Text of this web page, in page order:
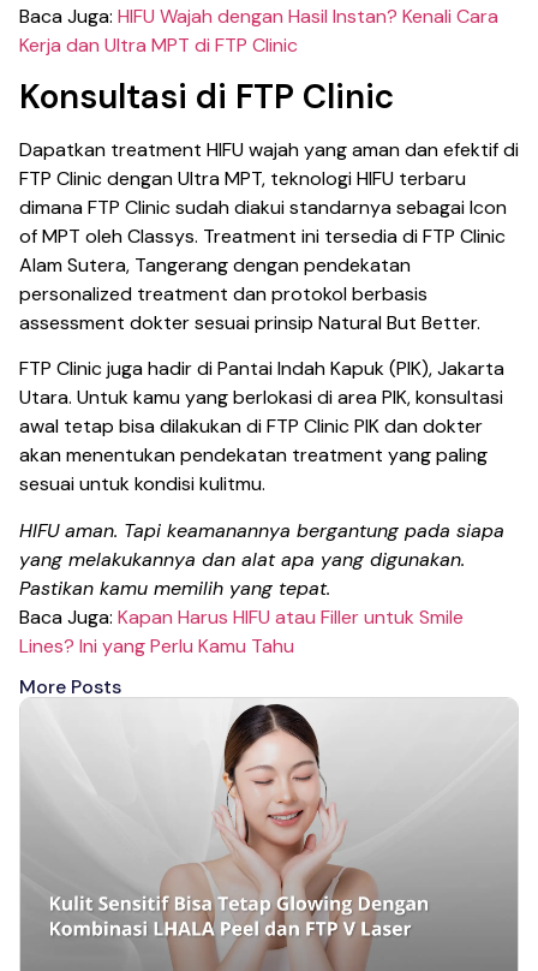
Baca Juga: HIFU Wajah dengan Hasil Instan? Kenali Cara
Kerja dan Ultra MPT di FTP Clinic
Konsultasi di FTP Clinic
Dapatkan treatment HIFU wajah yang aman dan efektif di
FTP Clinic dengan Ultra MPT, teknologi HIFU terbaru
dimana FTP Clinic sudah diakui standarnya sebagai Icon
of MPT oleh Classys. Treatment ini tersedia di FTP Clinic
Alam Sutera, Tangerang dengan pendekatan
personalized treatment dan protokol berbasis
assessment dokter sesuai prinsip Natural But Better.
FTP Clinic juga hadir di Pantai Indah Kapuk (PIK), Jakarta
Utara. Untuk kamu yang berlokasi di area PIK, konsultasi
awal tetap bisa dilakukan di FTP Clinic PIK dan dokter
akan menentukan pendekatan treatment yang paling
sesuai untuk kondisi kulitmu.
HIFU aman. Tapi keamanannya bergantung pada siapa
yang melakukannya dan alat apa yang digunakan.
Pastikan kamu memilih yang tepat.
Baca Juga: Kapan Harus HIFU atau Filler untuk Smile
Lines? Ini yang Perlu Kamu Tahu
More Posts